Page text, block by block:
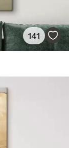
141